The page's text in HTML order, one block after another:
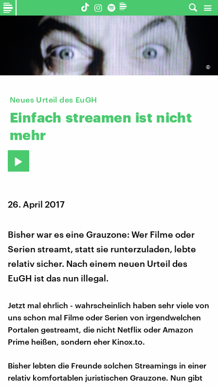
©
Neues Urteil des EuGH
Einfach streamen ist nicht
mehr
26. April 2017
Bisher war es eine Grauzone: Wer Filme oder
Serien streamt, statt sie runterzuladen, lebte
relativ sicher. Nach einem neuen Urteil des
EuGH ist das nun illegal.
Jetzt mal ehrlich - wahrscheinlich haben sehr viele von
uns schon mal Filme oder Serien von irgendwelchen
Portalen gestreamt, die nicht Netflix oder Amazon
Prime heißen, sondern eher Kinox.to.
Bisher lebten die Freunde solchen Streamings in einer
relativ komfortablen juristischen Grauzone. Nun gibt